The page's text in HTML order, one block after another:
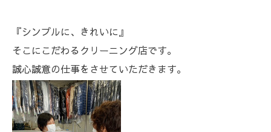
『シンプルに、きれいに』
そこにこだわるクリーニング店です。
誠心誠意の仕事をさせていただきます。